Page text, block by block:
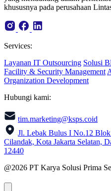
khususnya pada perusahaan
Services:
Layanan IT Outsourcing Solusi
Facility & Security Management
Organization Development
Hubungi kami:
tim.marketing@ksps.coid
Jl. Lebak Bulus I No.12
Cilandak, Kota Jakarta Selatan,
12440
@2026 PT Karya Solusi Prima